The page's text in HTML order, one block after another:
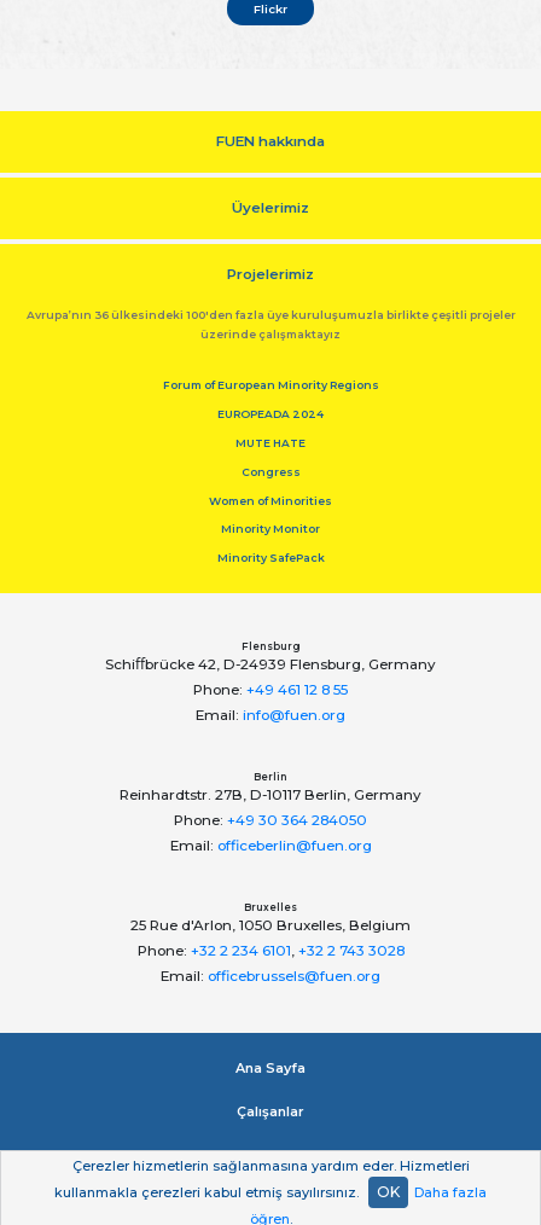
Flickr
FUEN hakkında
Üyelerimiz
Projelerimiz
Avrupa’nın 36 ülkesindeki 100'den fazla üye kuruluşumuzla birlikte çeşitli projeler
üzerinde çalışmaktayız
Forum of European Minority Regions
EUROPEADA 2024
MUTE HATE
Congress
Women of Minorities
Minority Monitor
Minority SafePack
Flensburg
Schiﬀbrücke 42, D-24939 Flensburg, Germany
Phone: +49 461 12 8 55
Email: info@fuen.org
Berlin
Reinhardtstr. 27B, D-10117 Berlin, Germany
Phone: +49 30 364 284050
Email: officeberlin@fuen.org
Bruxelles
25 Rue d'Arlon, 1050 Bruxelles, Belgium
Phone: +32 2 234 6101, +32 2 743 3028
Email: officebrussels@fuen.org
Ana Sayfa
Çalışanlar
Impressum
Gizlilik beyan
Çerezler hizmetlerin sağlanmasına yardım eder. Hizmetleri
kullanmakla çerezleri kabul etmiş sayılırsınız.
OK
Daha fazla
öğren.